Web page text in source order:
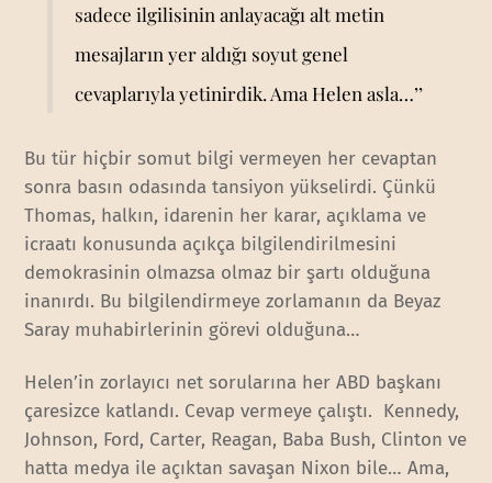
sadece ilgilisinin anlayacağı alt metin
mesajların yer aldığı soyut genel
cevaplarıyla yetinirdik. Ama Helen asla…’’
Bu tür hiçbir somut bilgi vermeyen her cevaptan
sonra basın odasında tansiyon yükselirdi. Çünkü
Thomas, halkın, idarenin her karar, açıklama ve
icraatı konusunda açıkça bilgilendirilmesini
demokrasinin olmazsa olmaz bir şartı olduğuna
inanırdı. Bu bilgilendirmeye zorlamanın da Beyaz
Saray muhabirlerinin görevi olduğuna…
Helen’in zorlayıcı net sorularına her ABD başkanı
çaresizce katlandı. Cevap vermeye çalıştı. Kennedy,
Johnson, Ford, Carter, Reagan, Baba Bush, Clinton ve
hatta medya ile açıktan savaşan Nixon bile… Ama,